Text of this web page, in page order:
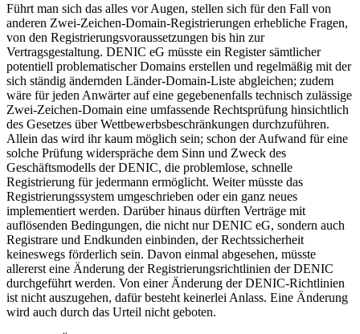
Führt man sich das alles vor Augen, stellen sich für den Fall von
anderen Zwei-Zeichen-Domain-Registrierungen erhebliche Fragen,
von den Registrierungsvoraussetzungen bis hin zur
Vertragsgestaltung. DENIC eG müsste ein Register sämtlicher
potentiell problematischer Domains erstellen und regelmäßig mit der
sich ständig ändernden Länder-Domain-Liste abgleichen; zudem
wäre für jeden Anwärter auf eine gegebenenfalls technisch zulässige
Zwei-Zeichen-Domain eine umfassende Rechtsprüfung hinsichtlich
des Gesetzes über Wettbewerbsbeschränkungen durchzuführen.
Allein das wird ihr kaum möglich sein; schon der Aufwand für eine
solche Prüfung widerspräche dem Sinn und Zweck des
Geschäftsmodells der DENIC, die problemlose, schnelle
Registrierung für jedermann ermöglicht. Weiter müsste das
Registrierungssystem umgeschrieben oder ein ganz neues
implementiert werden. Darüber hinaus dürften Verträge mit
auflösenden Bedingungen, die nicht nur DENIC eG, sondern auch
Registrare und Endkunden einbinden, der Rechtssicherheit
keineswegs förderlich sein. Davon einmal abgesehen, müsste
allererst eine Änderung der Registrierungsrichtlinien der DENIC
durchgeführt werden. Von einer Änderung der DENIC-Richtlinien
ist nicht auszugehen, dafür besteht keinerlei Anlass. Eine Änderung
wird auch durch das Urteil nicht geboten.